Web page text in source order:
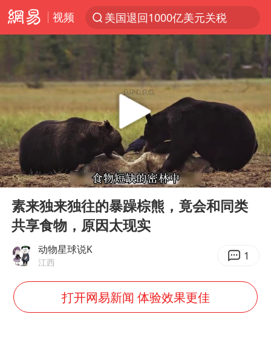
视频
美国退回1000亿美元关税
探寻“技能+”促就业创业新路
顾客结账把钱扔地上 服务员霸气扔回
38岁山东财大教授刘海明逝世
被泰航拒载中国乘客：免费改签没兑现
陕西柞水遭遇暴雨五千余户群众转移
银行午休1.5小时 留个窗口行不行
台风白海豚或在华东沿海登陆
弹药库存告急 美军补货难
沙特否认与胡塞武装举行会谈
FIFA官方支持因凡蒂诺
Play
00:00 04:59
素来独来独往的暴躁棕熊，竟会和同类
共享食物，原因太现实
动物星球说K
江西 1
打开网易新闻 体验效果更佳